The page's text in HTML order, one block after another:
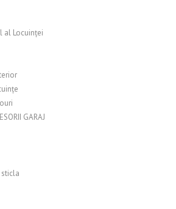
al Locuinței
GARAJ